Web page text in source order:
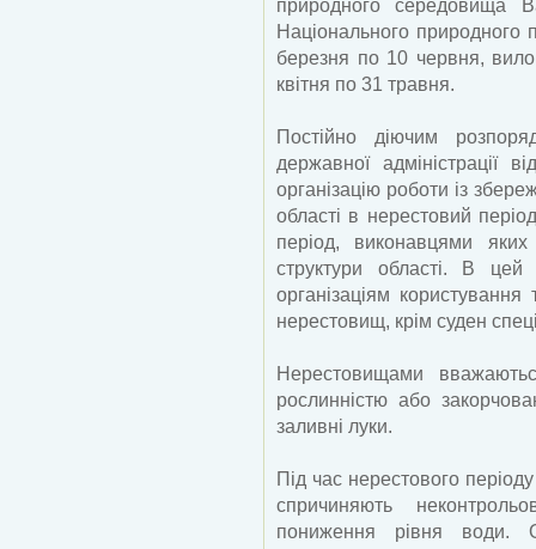
природного середовища
Національного природного
березня по 10 червня,
квітня по 31 травня.
Постійно діючим
державної
організацію роботи із
області в нерестовий
період, виконавцями
структури області. В цей
організаціям
нерестовищ, крім суден
Нерестовищами
рослинністю або
заливні луки.
Під час нерестового
спричиняють
пониження рівня води.